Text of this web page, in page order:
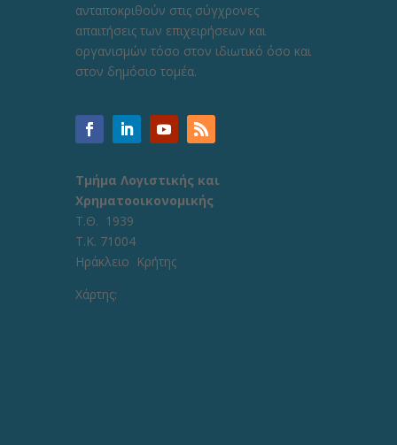
ανταποκριθούν στις σύγχρονες
απαιτήσεις των επιχειρήσεων και
οργανισμών τόσο στον ιδιωτικό όσο και
στον δημόσιο τομέα.
Τμήμα Λογιστικής και
Χρηματοοικονομικής
Τ.Θ. 1939
Τ.Κ. 71004
Ηράκλειο Κρήτης
Χάρτης: